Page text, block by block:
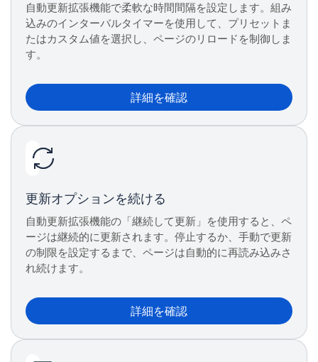
自動更新拡張機能で柔軟な時間間隔を設定します。組み
込みのインターバルタイマーを使用して、プリセットま
たはカスタム値を選択し、ページのリロードを制御しま
す。
詳細を確認
更新オプションを続ける
自動更新拡張機能の「継続して更新」を使用すると、ペ
ージは継続的に更新されます。停止するか、手動で更新
の制限を設定するまで、ページは自動的に再読み込みさ
れ続けます。
詳細を確認